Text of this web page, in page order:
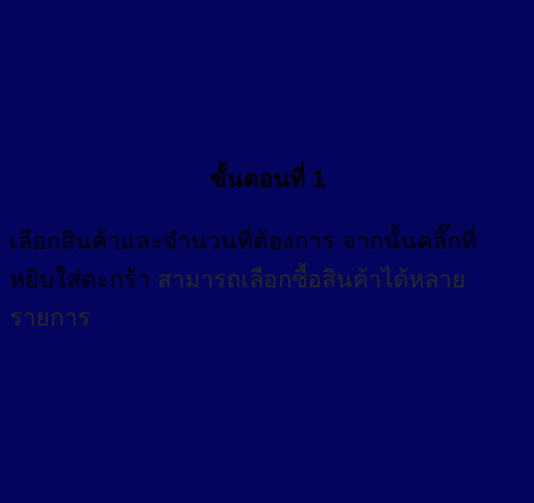
ขั้นตอนที่ 1
เลือกสินค้าและจำนวนที่ต้องการ จากนั้นคลิ๊กที่
หยิบใส่ตะกร้า สามารถเลือกซื้อสินค้าได้หลาย
รายการ